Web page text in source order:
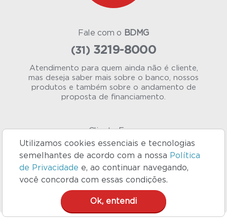
Fale com o BDMG
(31) 3219-8000
Atendimento para quem ainda não é cliente,
mas deseja saber mais sobre o banco, nossos
produtos e também sobre o andamento de
proposta de financiamento.
Cliente Fone
0800 283 8337
Atendimento para você que já é cliente e tem
crédito contratado.
Utilizamos cookies essenciais e tecnologias
semelhantes de acordo com a nossa Política
de Privacidade e, ao continuar navegando,
você concorda com essas condições.
Ok, entendi